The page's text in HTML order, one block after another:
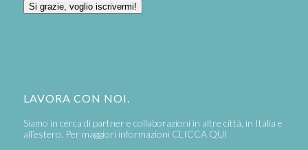
Si grazie, voglio iscrivermi!
LAVORA CON NOI.
Siamo in cerca di partner e collaborazioni in altre città, in Italia e
all’estero. Per maggiori informazioni CLICCA QUI